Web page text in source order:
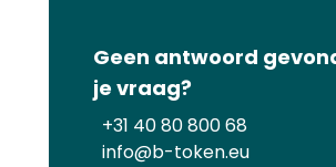
Geen antwoord
je vraag?
+31 40 80 800 68
info@b-token.eu